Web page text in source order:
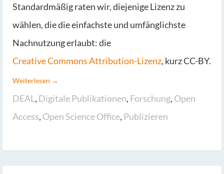
Standardmäßig raten wir, diejenige Lizenz zu
wählen, die die einfachste und umfänglichste
Nachnutzung erlaubt: die
Creative Commons Attribution-Lizenz, kurz CC-BY.
Weiterlesen →
DEAL, Digitale Publikationen, Forschung, Open
Access, Open Science Office, Publizieren